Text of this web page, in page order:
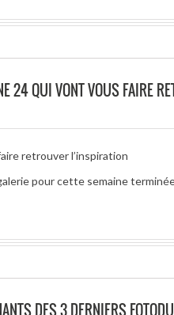
24 QUI VONT VOUS FAIRE
retrouver l’inspiration
pour cette semaine
DES 3 DERNIERS